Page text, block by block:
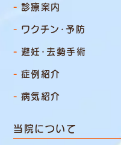
診療案内
ワクチン・予防
避妊・去勢手術
症例紹介
病気紹介
当院について